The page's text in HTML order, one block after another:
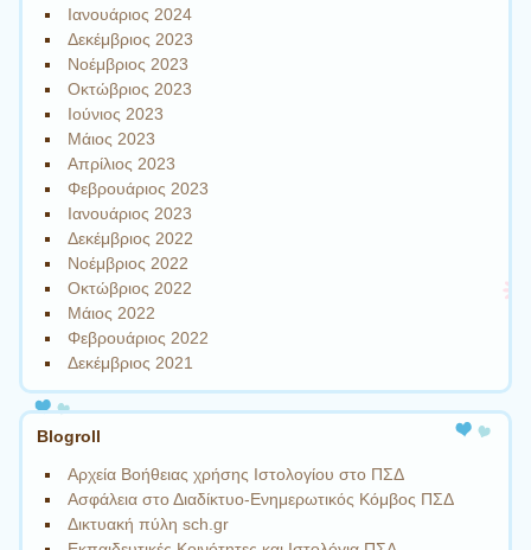
Ιανουάριος 2024
Δεκέμβριος 2023
Νοέμβριος 2023
Οκτώβριος 2023
Ιούνιος 2023
Μάιος 2023
Απρίλιος 2023
Φεβρουάριος 2023
Ιανουάριος 2023
Δεκέμβριος 2022
Νοέμβριος 2022
Οκτώβριος 2022
Μάιος 2022
Φεβρουάριος 2022
Δεκέμβριος 2021
Blogroll
Αρχεία Βοήθειας χρήσης Ιστολογίου στο ΠΣΔ
Ασφάλεια στο Διαδίκτυο-Ενημερωτικός Κόμβος ΠΣΔ
Δικτυακή πύλη sch.gr